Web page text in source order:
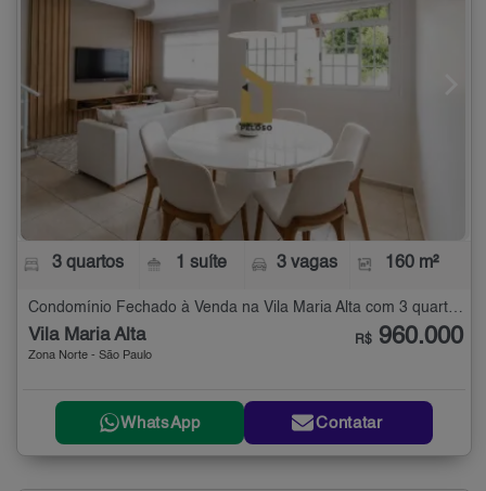
3 quartos 1 suíte 3 vagas 160 m²
Condomínio Fechado à Venda na Vila Maria Alta com 3 quartos - 160 m²
Vila Maria Alta
Zona Norte - São Paulo
R$ 960.000
WhatsApp Contatar